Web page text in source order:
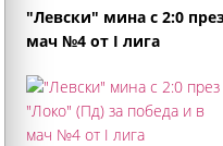
"Левски" мина с 2:0
мач №4 от I лига